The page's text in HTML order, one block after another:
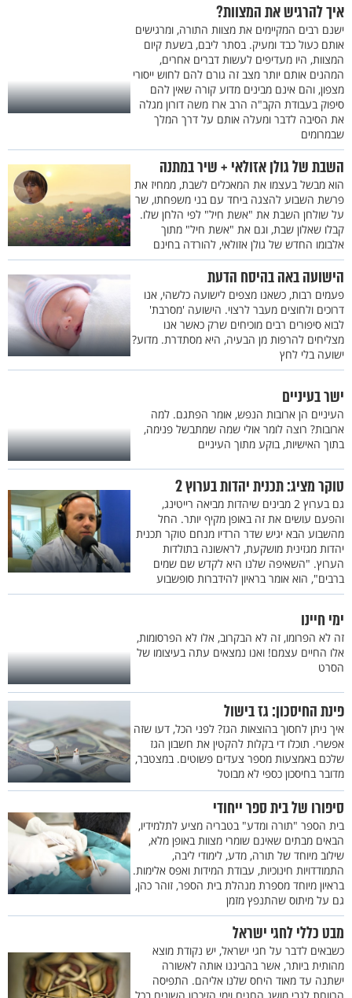
איך להרגיש את המצוות?
ישנם רבים המקיימים את מצוות התורה, ומרגישים
אותם כעול כבד ומעיק. בסתר ליבם, בשעת קיום
המצוות, היו מעדיפים לעשות דברים אחרים,
המהנים אותם יותר מצב זה גורם להם לחוש ייסורי
מצפון, והם אינם מבינים מדוע קורה שאין להם
סיפוק בעבודת הקב"ה הרב ארז משה דורון מגלה
את הסיבה לדבר ומעלה אותם על דרך המלך
שבמרומים
השבת של גולן אזולאי + שיר במתנה
הוא מבשל בעצמו את המאכלים לשבת, ממחיז את
פרשת השבוע להצגה ביחד עם בני משפחתו, שר
על שולחן השבת את "אשת חיל" לפי הלחן שלו.
קבלו שאלון שבת, וגם את "אשת חיל" מתוך
אלבומו החדש של גולן אזולאי, להורדה בחינם
הישועה באה בהיסח הדעת
פעמים רבות, כשאנו מצפים לישועה כלשהי, אנו
דרוכים ולחוצים מעבר לרצוי. הישועה 'מסרבת'
לבוא סיפורים רבים מוכיחים שרק כאשר אנו
מצליחים להרפות מן הבעיה, היא מסתדרת. מדוע?
ישועה בלי לחץ
ישר בעיניים
העיניים הן ארובות הנפש, אומר הפתגם. למה
ארובות? רוצה לומר אולי שמה שמתבשל פנימה,
בתוך האישיות, בוקע מתוך העיניים
טוקר מציג: תכנית יהדות בערוץ 2
גם בערוץ 2 מבינים שיהדות מביאה רייטינג,
והפעם עושים את זה באופן מקיף יותר. החל
מהשבוע הבא יגיש שדר הרדיו מנחם טוקר תכנית
יהדות מגזינית מושקעת, לראשונה בתולדות
הערוץ. "השאיפה שלנו היא לקדש שם שמים
ברבים", הוא אומר בראיון להידברות סופשבוע
ימי חיינו
זה לא הפרומו, זה לא הבקרוב, אלו לא הפרסומות,
אלו החיים עצמם! ואנו נמצאים עתה בעיצומו של
הסרט
פינת החיסכון: גז בישול
איך ניתן לחסוך בהוצאות הגז? לפני הכל, דעו שזה
אפשרי. תוכלו די בקלות להקטין את חשבון הגז
שלכם באמצעות מספר צעדים פשוטים. במצטבר,
מדובר בחיסכון כספי לא מבוטל
סיפורו של בית ספר ייחודי
בית הספר "תורה ומדע" בטבריה מציע לתלמידיו,
הבאים מבתים שאינם שומרי מצוות באופן מלא,
שילוב מיוחד של תורה, מדע, לימודי ליבה,
התמודדויות חינוכיות, עבודת המידות ואפס אלימות.
בראיון מיוחד מספרת מנהלת בית הספר, זוהר כהן,
גם על מיתוס שהתנפץ מזמן
מבט כללי לחגי ישראל
כשבאים לדבר על חגי ישראל, יש נקודת מוצא
מהותית ביותר, אשר בהביננו אותה לאשורה
ישתנה עד מאוד היחס שלנו אליהם. התפיסה